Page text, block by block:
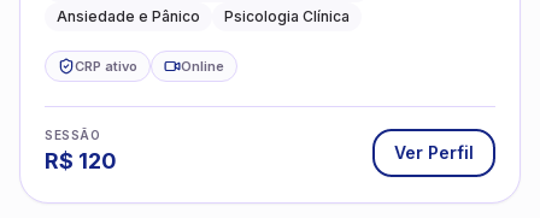
Ansiedade e Pânico
Psicologia Clínica
CRP ativo Online
SESSÃO
R$ 120 Ver Perfil